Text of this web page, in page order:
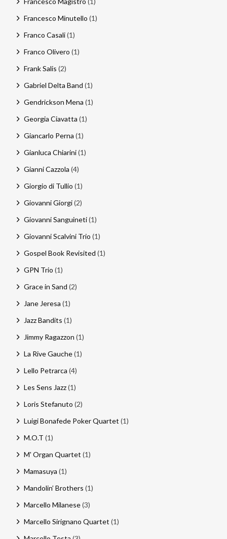
Francesco Minutello (1)
Franco Casali(1)
Franco Olivero (1)
Frank Salis (2)
Gabriel Delta Band (1)
Gendrickson Mena (1)
Georgia Ciavatta (1)
Giancarlo Perna (1)
Gianluca Chiarini(1)
Gianni Cazzola (4)
Giorgio di Tullio (1)
Giovanni Giorgi(2)
Giovanni Sanguineti(1)
Giovanni Scalvini Trio (1)
Gospel Book Revisited (1)
GPN Trio (1)
Grace in Sand (2)
Jane Jeresa (1)
Jazz Bandits (1)
Jimmy Ragazzon (1)
La Rive Gauche(1)
Lello Petrarca (4)
Les Sens Jazz(1)
Loris Stefanuto (2)
Luigi Bonafede Poker Quartet (1)
M.O.T (1)
M' Organ Quartet (1)
Mamasuya (1)
Mandolin’ Brothers (1)
Marcello Milanese(3)
Marcello Sirignano Quartet (1)